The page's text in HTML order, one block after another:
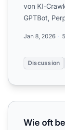
von KI-
GPTBot,
Jan 8, 2026
Discussion
Wie oft
Wie oft